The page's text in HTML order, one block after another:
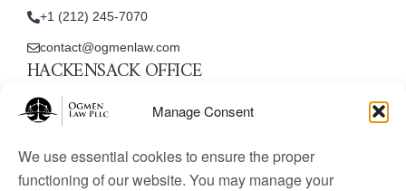
Manage Consent
We use essential cookies to ensure the proper
functioning of our website. You may manage your
+1 (212) 245-7070
contact@ogmenlaw.com
HACKENSACK OFFICE
New Jersey Office